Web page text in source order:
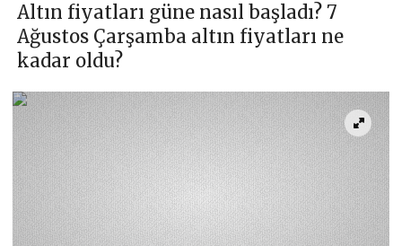
Altın fiyatları güne nasıl başladı? 7
Ağustos Çarşamba altın fiyatları ne
kadar oldu?